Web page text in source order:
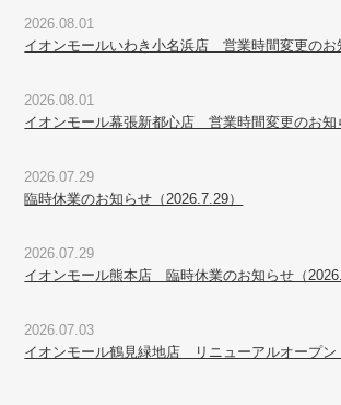
2026.08.01
イオンモールいわき小名浜店 営業時間変更のお
2026.08.01
イオンモール幕張新都心店 営業時間変更のお知
2026.07.29
臨時休業のお知らせ（2026.7.29）
2026.07.29
イオンモール熊本店 臨時休業のお知らせ（
2026.07.03
イオンモール鶴見緑地店 リニューアルオープン